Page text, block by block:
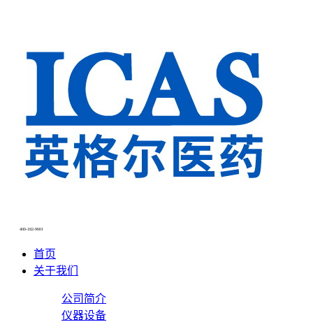
400-182-9001
首页
关于我们
公司简介
仪器设备